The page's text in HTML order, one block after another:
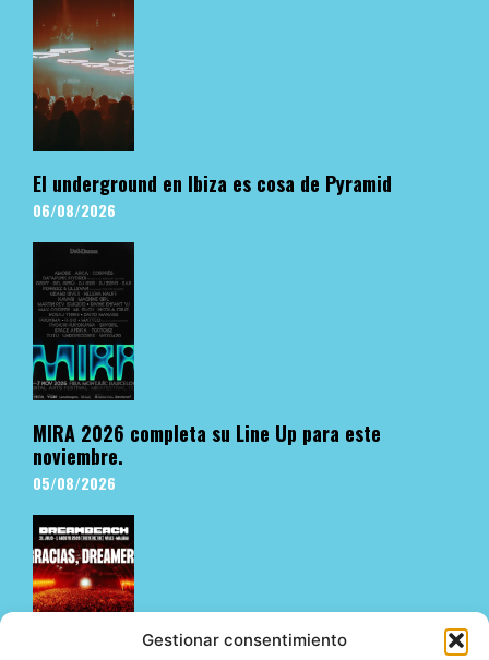
Gestionar consentimiento
El underground en Ibiza es cosa de Pyramid
06/08/2026
MIRA 2026 completa su Line Up para este
noviembre.
05/08/2026